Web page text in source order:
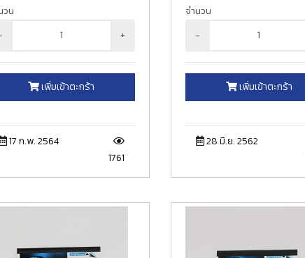
วน
+
เพิ่มเข้าตะกร้า
17 ก.พ. 2564
1761
จำนวน
-
เพิ่มเข้าตะกร้า
28 มิ.ย. 2562